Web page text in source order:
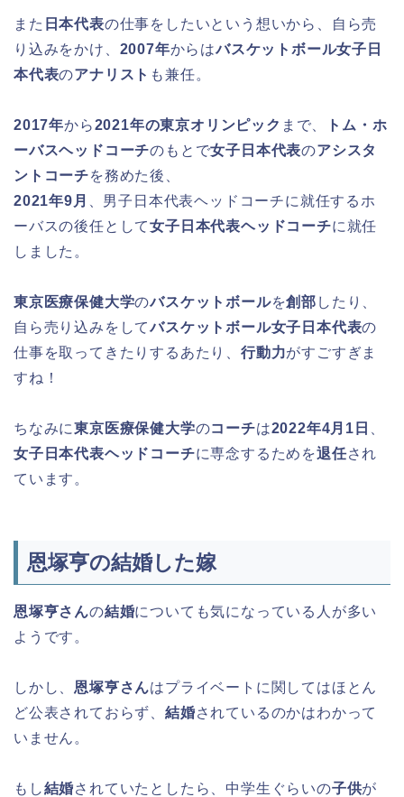
また 日本代表の仕事をしたいという想いから、自ら売
り込みをかけ、 2007年からはバスケットボール女子日
本代表のアナリスト も兼任。
2017年から2021年の東京オリンピック まで、
トム・ホ
ーバスヘッドコーチのもとで女子日本代表のアシスタ
ントコーチを務めた後、
2021年9月
、男子日本代表ヘッドコーチに就任するホ
ーバスの後任として女子日本代表ヘッドコーチに就任
しました。
東京医療保健大学のバスケットボールを創部 したり、
自ら売り込みをしてバスケットボール女子日本代表の
仕事を取ってきたりするあたり、 行動力がすごすぎま
すね！
ちなみに東京医療保健大学のコーチは2022年4月1日
女子日本代表ヘッドコーチに専念するためを退任され
ています。
恩塚亨の結婚した嫁
恩塚亨さんの結婚についても気になっている人が多い
ようです。
しかし、 恩塚亨さんはプライベートに関してはほとん
ど公表されておらず、 結婚されているのかはわかって
いません。
もし結婚されていたとしたら、中学生ぐらいの子供が